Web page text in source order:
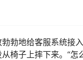
勃地给客服系统接
椅子上摔下来。“